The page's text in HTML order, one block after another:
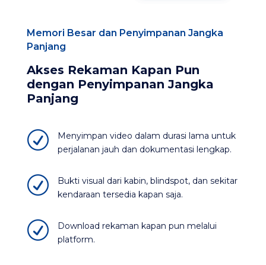
Memori Besar dan Penyimpanan Jangka
Panjang
Akses Rekaman Kapan Pun
dengan Penyimpanan Jangka
Panjang
R
Menyimpan video dalam durasi lama untuk
perjalanan jauh dan dokumentasi lengkap​.
R
Bukti visual dari kabin, blindspot, dan sekitar
kendaraan tersedia kapan saja.
R
Download rekaman kapan pun melalui
platform​.